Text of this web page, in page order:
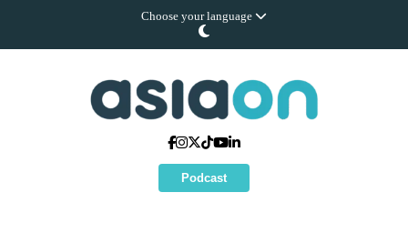
Choose your language
Podcast